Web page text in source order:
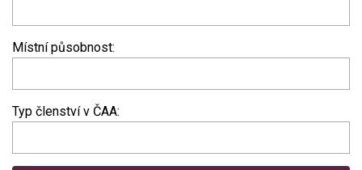
Místní působnost:
Typ členství v ČAA: